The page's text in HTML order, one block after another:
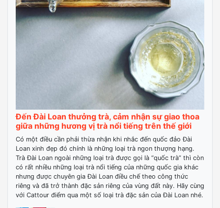
Đến Đài Loan thưởng trà, cảm nhận sự giao thoa
giữa những hương vị trà nổi tiếng trên thế giới
Có một điều cần phải thừa nhận khi nhắc đến quốc đảo Đài
Loan xinh đẹp đó chính là những loại trà ngon thượng hạng.
Trà Đài Loan ngoài những loại trà được gọi là “quốc trà” thì còn
có rất nhiều những loại trà nổi tiếng của những quốc gia khác
nhưng được chuyên gia Đài Loan điều chế theo công thức
riêng và đã trở thành đặc sản riêng của vùng đất này. Hãy cùng
với Cattour điểm qua một số loại trà đặc sản của Đài Loan nhé.